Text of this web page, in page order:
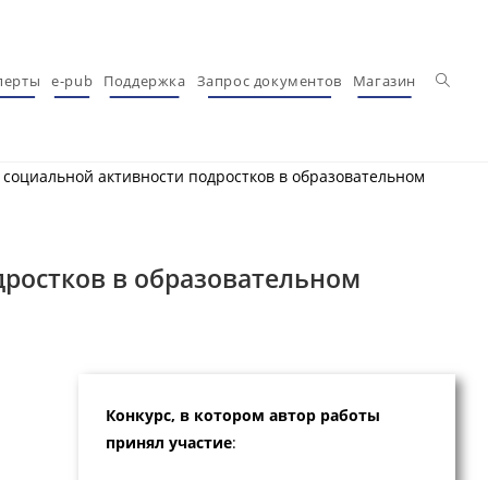
e-pub Поддержка Запрос документов Магазин
активности подростков в образовательном
в образовательном
Конкурс, в котором автор работы
принял участие: